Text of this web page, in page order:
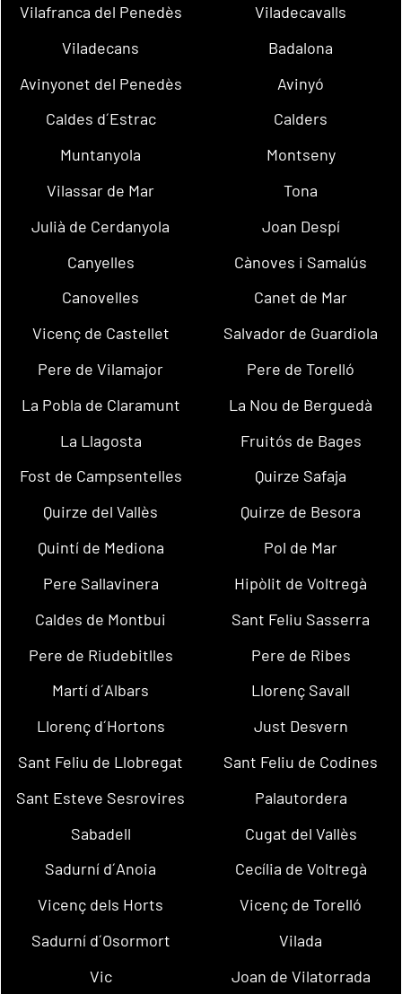
Vilafranca del Penedès
Viladecavalls
Viladecans
Badalona
Avinyonet del Penedès
Avinyó
Caldes d´Estrac
Calders
Muntanyola
Montseny
Vilassar de Mar
Tona
Julià de Cerdanyola
Joan Despí
Canyelles
Cànoves i Samalús
Canovelles
Canet de Mar
Vicenç de Castellet
Salvador de Guardiola
Pere de Vilamajor
Pere de Torelló
La Pobla de Claramunt
La Nou de Berguedà
La Llagosta
Fruitós de Bages
Fost de Campsentelles
Quirze Safaja
Quirze del Vallès
Quirze de Besora
Quintí de Mediona
Pol de Mar
Pere Sallavinera
Hipòlit de Voltregà
Caldes de Montbui
Sant Feliu Sasserra
Pere de Riudebitlles
Pere de Ribes
Martí d´Albars
Llorenç Savall
Llorenç d´Hortons
Just Desvern
Sant Feliu de Llobregat
Sant Feliu de Codines
Sant Esteve Sesrovires
Palautordera
Sabadell
Cugat del Vallès
Sadurní d´Anoia
Cecília de Voltregà
Vicenç dels Horts
Vicenç de Torelló
Sadurní d´Osormort
Vilada
Vic
Joan de Vilatorrada